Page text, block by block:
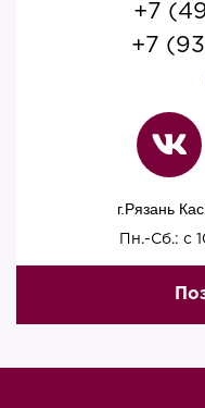
+7
+7
г.Рязань
Пн.-Сб.: с